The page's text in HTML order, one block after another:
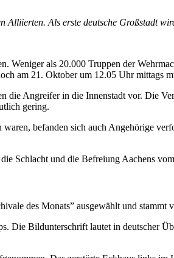
Als erste deutsche Großstadt
Weniger als 20.000 Truppen der
am 21. Oktober um 12.05 Uhr mittags
die Angreifer in die Innenstadt vor. Die
gering.
befanden sich auch Angehörige
Schlacht und die Befreiung Aachens
des Monats” ausgewählt und
Die Bildunterschrift lautet in deutscher